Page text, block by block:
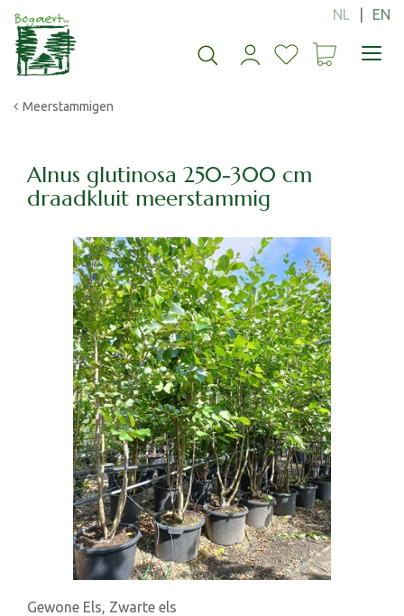
Meerstammigen
Alnus glutinosa 250-300 cm
draadkluit meerstammig
Gewone Els, Zwarte els